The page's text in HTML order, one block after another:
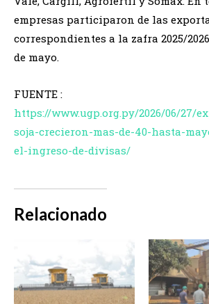
empresas participaron de las
correspondientes a la zafra 2025/
de mayo.
FUENTE :
https://www.ugp.org.py/2026/06/27/
soja-crecieron-mas-de-40-hasta-
el-ingreso-de-divisas/
Relacionado